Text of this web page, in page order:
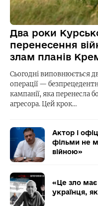
Два роки
перенесення
злам планів
Сьогодні виповнюється
операції —
кампанії, яка перенесла
агресора. Цей крок…
Актор і
фільми не
війною»
«Це зло має
українця,